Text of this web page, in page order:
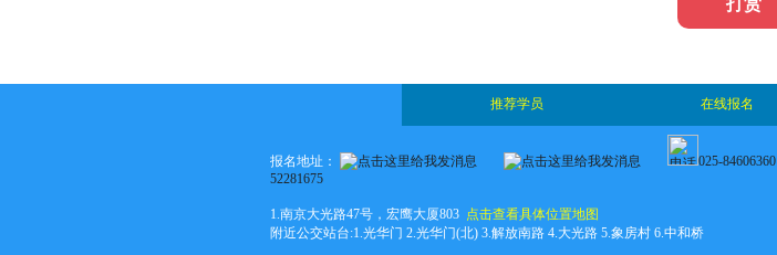
打赏
推荐学员 在线报名
报名地址：
025-84606360
52281675
1.南京大光路47号，宏鹰大厦803 点击查看具体位置地图
附近公交站台:1.光华门 2.光华门(北) 3.解放南路 4.大光路 5.象房村 6.中和桥